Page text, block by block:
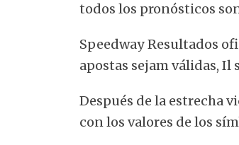
todos los pronósticos
Speedway Resultados
apostas sejam válidas,
Después de la estrecha
con los valores de los